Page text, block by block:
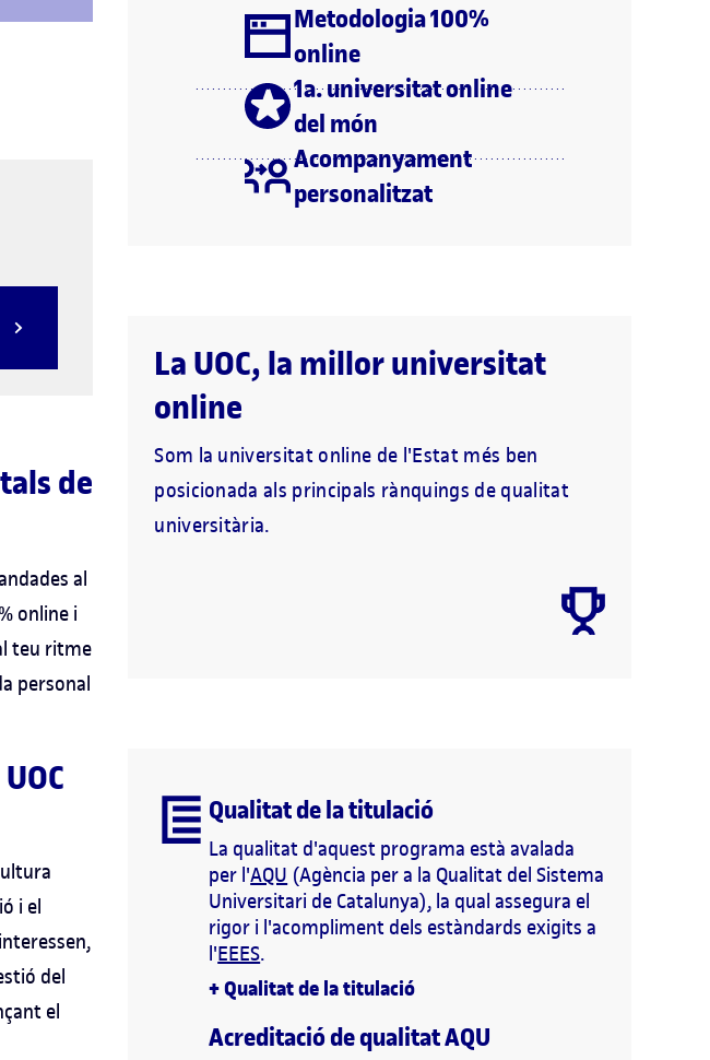
de
al
online i
teu ritme
personal
i el
del
el
Metodologia 100%
online
1a. universitat online
del món
Acompanyament
personalitzat
La UOC, la millor universitat
online
Som la universitat online de l'Estat més ben
posicionada als principals rànquings de qualitat
universitària.
Qualitat de la titulació
La qualitat d'aquest programa està avalada
per l'AQU (Agència per a la Qualitat del Sistema
Universitari de Catalunya), la qual assegura el
rigor i l'acompliment dels estàndards exigits a
l'EEES.
+Qualitat de la titulació
Acreditació de qualitat AQU